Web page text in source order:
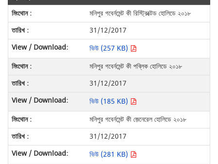
মনিপুর গবের্নমেন্ট কী রিস্ট্রিক্টেড হোলিডে ২০১৮
31/12/2017
ভিউ (257 KB)
মনিপুর গবের্নমেন্ট কী পব্লিক হোলিডে ২০১৮
31/12/2017
ভিউ (185 KB)
মনিপুর গবের্নমেন্ট কী জ়েনেরেল হোলিডে ২০১৮
31/12/2017
ভিউ (281 KB)